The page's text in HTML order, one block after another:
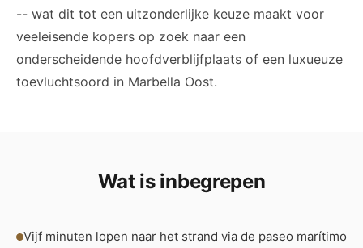
-- wat dit tot een uitzonderlijke keuze maakt voor
veeleisende kopers op zoek naar een
onderscheidende hoofdverblijfplaats of een luxueuze
toevluchtsoord in Marbella Oost.
Wat is inbegrepen
Vijf minuten lopen naar het strand via de paseo marítimo